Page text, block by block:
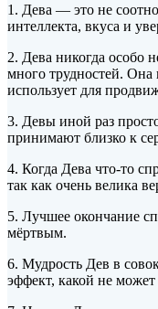
1. Дева — это не
интеллекта, вкуса и
2. Дева никогда особо
много трудностей. Она
использует для
3. Девы иной раз
принимают близко к
4. Когда Дева что-то
так как очень велика
5. Лучшее окончание
мёртвым.
6. Мудрость Дев в
эффект, какой не